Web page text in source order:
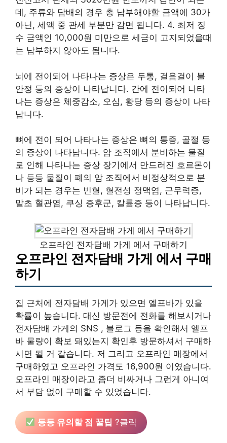
데, 주류와 담배의 경우 총 납부해야할 금액에 30가
아닌, 세액 중 관세 부분만 감면 됩니다. 4. 최저 징
수 금액인 10,000원 미만으로 세금이 고지되었을때
는 납부하지 않아도 됩니다.
뇌에 전이되어 나타나는 증상은 두통, 걸음걸이 불
안정 등의 증상이 나타납니다. 간에 전이되어 나타
나는 증상은 체중감소, 오심, 황당 등의 증상이 나타
납니다.
뼈에 전이 되어 나타나는 증상은 뼈의 통증, 골절 등
의 증상이 나타납니다. 암 조직에서 분비하는 물질
로 인해 나타나는 증상 장기에서 만드러진 호르몬이
나 등등 물질이 폐의 암 조직에서 비정상적으로 분
비가 되는 경우는 빈혈, 혈전성 정맥염, 근무력증,
말초 혈관염, 쿠싱 증후군, 칼륨증 등이 나타납니다.
오프라인 전자담배 가게 에서 구매하기
오프라인 전자담배 가게 에서 구매
하기
집 근처에 전자담배 가게가 있으면 엘프바가 있을
확률이 높습니다. 대신 방문전에 전화를 해보시거나
전자담배 가게의 SNS , 블로그 등을 확인해서 엘프
바 물량이 확보 돼있는지 확인후 방문하셔서 구매하
시면 될 거 같습니다. 저 그리고 오프라인 매장에서
구매하였고 오프라인 가격도 16,900원 이였습니다.
오프라인 매장이라고 좀더 비싸거나 그런게 아니여
서 부담 없이 구매할 수 있었습니다.
등등 유의할 점 꿀팁 ?클릭